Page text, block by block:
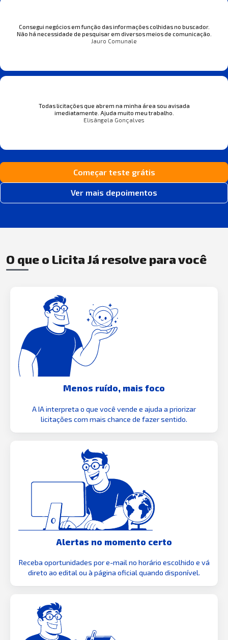
Consegui negócios em função das informações colhidas no buscador.
Não há necessidade de pesquisar em diversos meios de comunicação.
Jauro Comunale
Todas licitações que abrem na minha área sou avisada
imediatamente. Ajuda muito meu trabalho.
Elisângela Gonçalves
Começar teste grátis
Ver mais depoimentos
O que o Licita Já resolve para você
Menos ruído, mais foco
A IA interpreta o que você vende e ajuda a priorizar
licitações com mais chance de fazer sentido.
Alertas no momento certo
Receba oportunidades por e-mail no horário escolhido e vá
direto ao edital ou à página oficial quando disponível.